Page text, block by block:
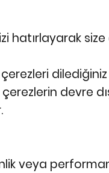
hatırlayarak
çerezleri
çerezlerin devre
veya